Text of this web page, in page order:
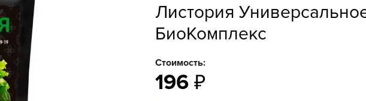
ALT
Aquapulse
Листория
БиоКомплекс
Стоимость:
196